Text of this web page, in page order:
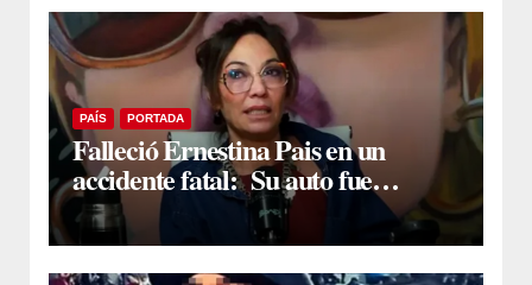
PAÍS PORTADA
Falleció Ernestina Pais en un
accidente fatal: Su auto fue
arrollado por un tren en San Isidro